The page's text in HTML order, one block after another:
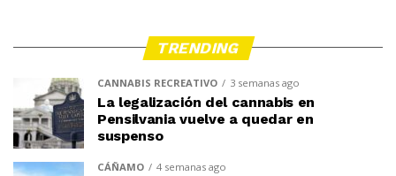
TRENDING
CANNABIS RECREATIVO 3 semanas ago
La legalización del cannabis en
Pensilvania vuelve a quedar en
suspenso
CÁÑAMO 4 semanas ago